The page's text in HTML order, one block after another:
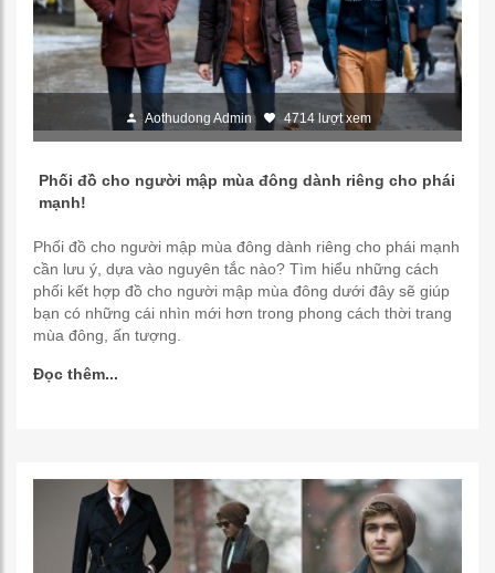
Aothudong Admin 4714 lượt xem
Phối đồ cho người mập mùa đông dành riêng cho phái
mạnh!
Phối đồ cho người mập mùa đông dành riêng cho phái mạnh
cần lưu ý, dựa vào nguyên tắc nào? Tìm hiểu những cách
phối kết hợp đồ cho người mập mùa đông dưới đây sẽ giúp
bạn có những cái nhìn mới hơn trong phong cách thời trang
mùa đông, ấn tượng.
Đọc thêm...